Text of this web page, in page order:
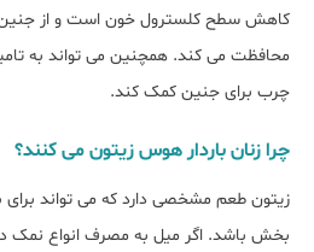
کاهش سطح کلسترول خون است و از جنین
محافظت می کند. همچنین می تواند به
چرب برای جنین کمک کند.
چرا زنان باردار هوس زیتون می کنند؟
زیتون طعم مشخصی دارد که می تواند برای
بخش باشد. اگر میل به مصرف انواع نمک